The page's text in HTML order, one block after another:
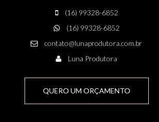
(16) 99328-6852
(16) 99328-6852
contato@lunaprodutora.com.br
Luna Produtora
QUERO UM ORÇAMENTO